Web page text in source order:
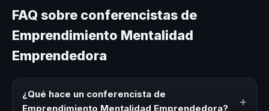
FAQ sobre conferencistas de
Emprendimiento Mentalidad
Emprendedora
¿Qué hace un conferencista de
Emprendimiento Mentalidad Emprendedora?
+